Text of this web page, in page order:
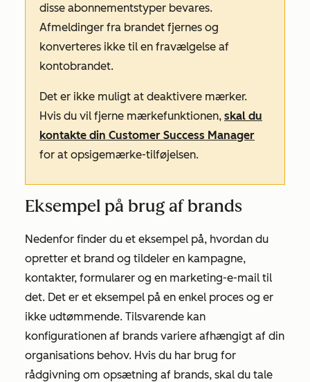
disse abonnementstyper bevares.
Afmeldinger fra brandet fjernes og
konverteres ikke til en fravælgelse af
kontobrandet.
Det er ikke muligt at deaktivere mærker.
Hvis du vil fjerne mærkefunktionen, skal du
kontakte din Customer Success Manager
for at opsigemærke-tilføjelsen.
Eksempel på brug af brands
Nedenfor finder du et eksempel på, hvordan du
opretter et brand og tildeler en kampagne,
kontakter, formularer og en marketing-e-mail til
det. Det er et eksempel på en enkel proces og er
ikke udtømmende. Tilsvarende kan
konfigurationen af brands variere afhængigt af din
organisations behov. Hvis du har brug for
rådgivning om opsætning af brands, skal du tale